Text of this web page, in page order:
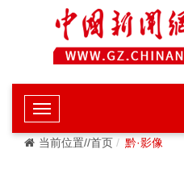
当前位置//首页 黔·影像